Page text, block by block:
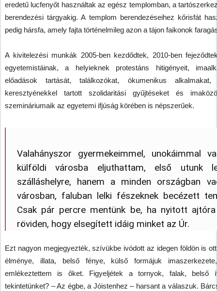
eredetű lucfenyőt használtak az egész templomban, a
berendezési tárgyakig. A templom berendezéseihez kőrisfát
pedig hársfa, amely fajta történelmileg azon a tájon faikonok
A kivitelezési munkák 2005-ben kezdődtek, 2010-ben
egyetemistáinak, a helyieknek protestáns hitigényeit,
előadások tartását, találkozókat, ökumenikus
keresztyénekkel tartott szolidaritási gyűjtéseket és
szemináriumaik az egyetemi ifjúság körében is népszerűek.
Valahányszor gyermekeimmel, unokáimmal
külföldi városba eljuthattam, első utunk
szálláshelyre, hanem a minden országban
városban, faluban lelki fészeknek becézett
Csak pár percre mentünk be, ha nyitott
röviden, hogy elsegített idáig minket az Úr.
Ezt nagyon megjegyezték, szívükbe ivódott az idegen földön is
élménye, illata, belső fénye, külső formájuk
emlékeztettem is őket. Figyeljétek a tornyok, falak,
tekintetünket? – Az égbe, a Jóistenhez – harsant a válaszuk.